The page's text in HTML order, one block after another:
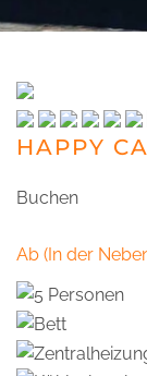
HAPPY
Buchen
Ab (In der